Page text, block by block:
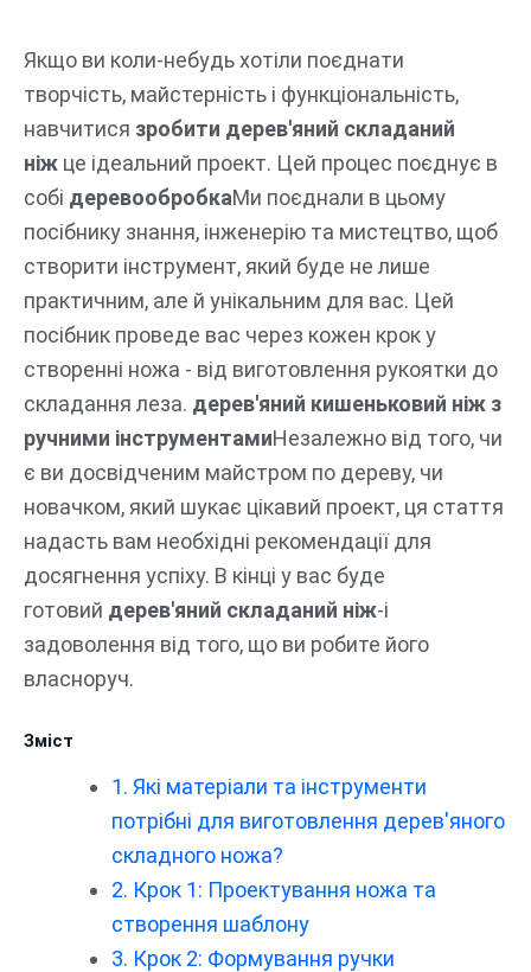
вмісту
Якщо ви коли-небудь хотіли поєднати
творчість, майстерність і функціональність,
навчитися зробити дерев'яний складаний
ніж це ідеальний проект. Цей процес поєднує в
собі деревообробкаМи поєднали в цьому
посібнику знання, інженерію та мистецтво, щоб
створити інструмент, який буде не лише
практичним, але й унікальним для вас. Цей
посібник проведе вас через кожен крок у
створенні ножа - від виготовлення рукоятки до
складання леза. дерев'яний кишеньковий ніж з
ручними інструментамиНезалежно від того, чи
є ви досвідченим майстром по дереву, чи
новачком, який шукає цікавий проект, ця стаття
надасть вам необхідні рекомендації для
досягнення успіху. В кінці у вас буде
готовий дерев'яний складаний ніж-і
задоволення від того, що ви робите його
власноруч.
Зміст
1. Які матеріали та інструменти
потрібні для виготовлення дерев'яного
складного ножа?
2. Крок 1: Проектування ножа та
створення шаблону
3. Крок 2: Формування ручки